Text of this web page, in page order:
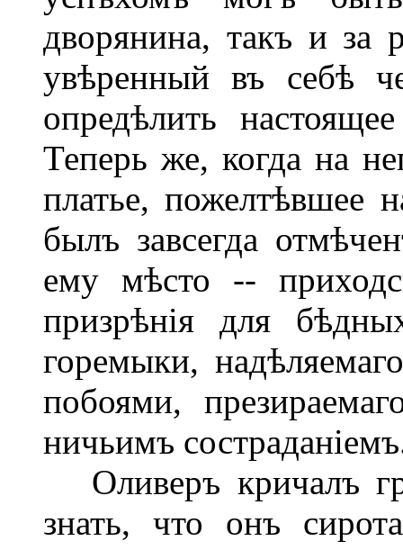
дворянина, такъ и за
увѣренный въ себѣ
опредѣлить
Теперь же, когда на
платье, пожелтѣвшее
былъ завсегда
ему мѣсто --
призрѣнія для
горемыки,
побоями,
ничьимъ
Оливеръ кричалъ
знать, что онъ